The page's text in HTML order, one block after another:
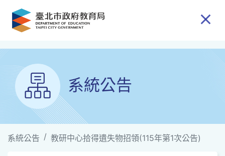
跳到主要內容
系統公告
系統公告 教研中心拾得遺失物招領(115年第1次公告)